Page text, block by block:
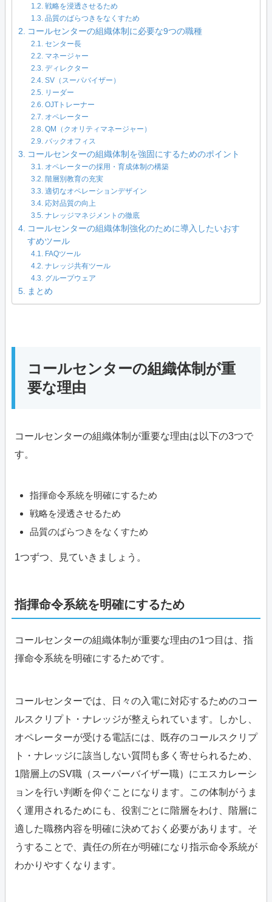
戦略を浸透させるため
品質のばらつきをなくすため
コールセンターの組織体制に必要な9つの職種
センター長
マネージャー
ディレクター
SV（スーパバイザー）
リーダー
OJTトレーナー
オペレーター
QM（クオリティマネージャー）
バックオフィス
コールセンターの組織体制を強固にするためのポイント
オペレーターの採用・育成体制の構築
階層別教育の充実
適切なオペレーションデザイン
応対品質の向上
ナレッジマネジメントの徹底
コールセンターの組織体制強化のために導入したいおす
すめツール
FAQツール
ナレッジ共有ツール
グループウェア
まとめ
コールセンターの組織体制が重
要な理由
コールセンターの組織体制が重要な理由は以下の3つで
す。
指揮命令系統を明確にするため
戦略を浸透させるため
品質のばらつきをなくすため
1つずつ、見ていきましょう。
指揮命令系統を明確にするため
コールセンターの組織体制が重要な理由の1つ目は、指
揮命令系統を明確にするためです。
コールセンターでは、日々の入電に対応するためのコー
ルスクリプト・ナレッジが整えられています。しかし、
オペレーターが受ける電話には、既存のコールスクリプ
ト・ナレッジに該当しない質問も多く寄せられるため、
1階層上のSV職（スーパーバイザー職）にエスカレーシ
ョンを行い判断を仰ぐことになります。この体制がうま
く運用されるためにも、役割ごとに階層をわけ、階層に
適した職務内容を明確に決めておく必要があります。そ
うすることで、責任の所在が明確になり指示命令系統が
わかりやすくなります。